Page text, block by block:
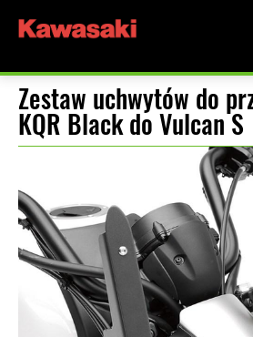
Zestaw uchwytów do
KQR Black do Vulcan S